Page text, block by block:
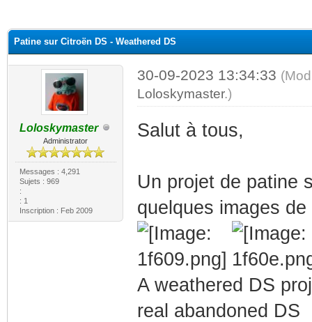
Patine sur Citroën DS - Weathered DS
Loloskymaster
Administrator
Messages : 4,291
Sujets : 969
:
: 1
Inscription : Feb 2009
30-09-2023 13:34:33
Loloskymaster.)
Salut à tous,
Un projet de patine
quelques images
A weathered DS
real abandoned DS